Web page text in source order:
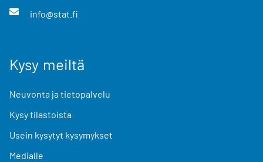
info@stat.fi
Kysy meiltä
Neuvonta ja tietopalvelu
Kysy tilastoista
Usein kysytyt kysymykset
Medialle